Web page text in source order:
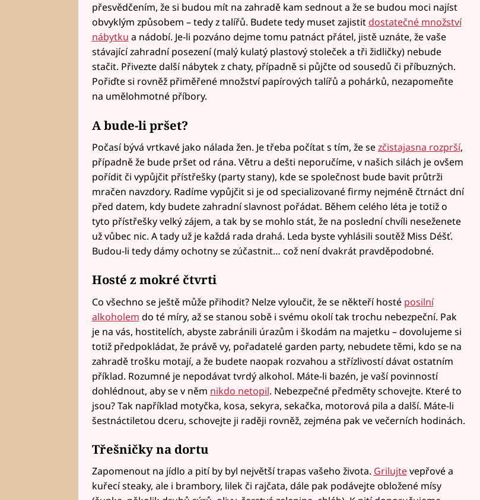
přesvědčením, že si budou mít na zahradě kam sednout a že se budou moci najíst
obvyklým způsobem – tedy z talířů. Budete tedy muset zajistit dostatečné množství
nábytku a nádobí. Je-li pozváno dejme tomu patnáct přátel, jistě uznáte, že vaše
stávající zahradní posezení (malý kulatý plastový stoleček a tři židličky) nebude
stačit. Přivezte další nábytek z chaty, případně si půjčte od sousedů či příbuzných.
Pořiďte si rovněž přiměřené množství papírových talířů a pohárků, nezapomeňte
na umělohmotné příbory.
A bude-li pršet?
Počasí bývá vrtkavé jako nálada žen. Je třeba počítat s tím, že sezčistajasna rozprší,
případně že bude pršet od rána. Větru a dešti neporučíme, v našich silách je ovšem
pořídit či vypůjčit přístřešky (party stany), kde se společnost bude bavit průtrži
mračen navzdory. Radíme vypůjčit si je od specializované firmy nejméně čtrnáct dní
před datem, kdy budete zahradní slavnost pořádat. Během celého léta je totiž o
tyto přístřešky velký zájem, a tak by se mohlo stát, že na poslední chvíli neseženete
už vůbec nic. A tady už je každá rada drahá. Leda byste vyhlásili soutěž Miss Déšť.
Budou-li tedy dámy ochotny se zúčastnit… což není dvakrát pravděpodobné.
Hosté z mokré čtvrti
Co všechno se ještě může přihodit? Nelze vyloučit, že se někteří hosté posilní
alkoholem do té míry, až se stanou sobě i svému okolí tak trochu nebezpeční. Pak
je na vás, hostitelích, abyste zabránili úrazům i škodám na majetku – dovolujeme si
totiž předpokládat, že právě vy, pořadatelé garden party, nebudete těmi, kdo se na
zahradě trošku motají, a že budete naopak rozvahou a střízlivostí dávat ostatním
příklad. Rozumné je nepodávat tvrdý alkohol. Máte-li bazén, je vaší povinností
dohlédnout, aby se v něm nikdo netopil. Nebezpečné předměty schovejte. Které to
jsou? Tak například motyčka, kosa, sekyra, sekačka, motorová pila a další. Máte-li
šestnáctiletou dceru, schovejte ji raději rovněž, zejména pak ve večerních hodinách.
Třešničky na dortu
Zapomenout na jídlo a pití by byl největší trapas vašeho života. Grilujtevepřové a
kuřecí steaky, ale i brambory, lilek či rajčata, dále pak podávejte obložené mísy